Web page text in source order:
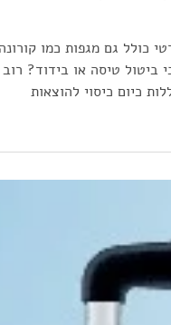
לחו"ל כולל כיסוי
כמו קורונה, חצבת
כיום כיסוי להוצאות
מדבקות כמו קורונה,
או ביטול נסיעה עקב מגפה
ייעודית.